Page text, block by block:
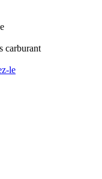
carburant
le